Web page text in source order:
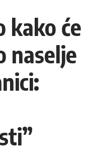
kako će
naselje